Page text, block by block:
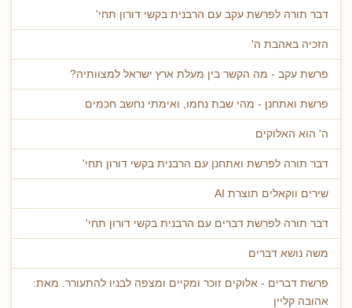
דבר תורה לפרשת עקב עם הרבנית בקשי דורון תחי'
הזכיה באהבת ה'
פרשת עקב - מה הקשר בין מעלת ארץ ישראל למצוותיה?
פרשת ואתחנן - מהי שבת נחמו, ואימתי נחשב חכמים
ה' הוא האלוקים
דבר תורה לפרשת ואתחנן עם הרבנית בקשי דורון תחי'
שירים ווקאלים תוצרת AI
דבר תורה לפרשת דברים עם הרבנית בקשי דורון תחי'
משה נושא דברים
פרשת דברים - אלוקים זוכר ומקיים ומצפה לבניו להתעורר. מאת:
אהובה קליין